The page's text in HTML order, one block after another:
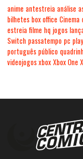
anime antestreia análise
bilhetes box office Cinema
estreia filme hq jogos
Switch passatempo pc
português público
videojogosxboxXbox One